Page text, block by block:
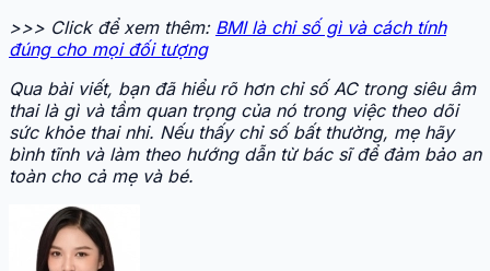
>>> Click để xem thêm: BMI là chỉ số gì và cách tính
đúng cho mọi đối tượng
Qua bài viết, bạn đã hiểu rõ hơn chỉ số AC trong siêu âm
thai là gì và tầm quan trọng của nó trong việc theo dõi
sức khỏe thai nhi. Nếu thấy chỉ số bất thường, mẹ hãy
bình tĩnh và làm theo hướng dẫn từ bác sĩ để đảm bảo an
toàn cho cả mẹ và bé.